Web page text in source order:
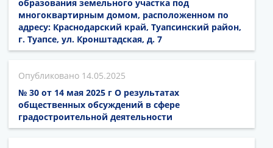
образования земельного участка под
многоквартирным домом, расположенном по
адресу: Краснодарский край, Туапсинский район,
г. Туапсе, ул. Кронштадская, д. 7
14.05.2025
№ 30 от 14 мая 2025 г О результатах
общественных обсуждений в сфере
градостроительной деятельности